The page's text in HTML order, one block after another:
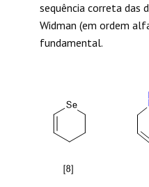
sequência correta das
Widman (em ordem
fundamental.